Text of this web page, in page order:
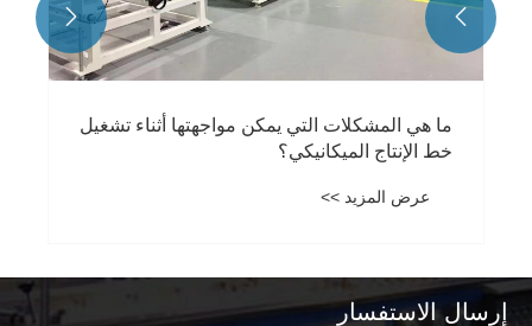


إرسال الاستفسار